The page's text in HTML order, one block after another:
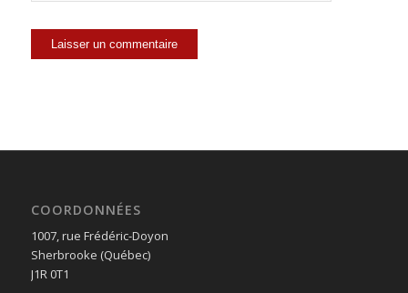
COORDONNÉES
1007, rue Frédéric-Doyon
Sherbrooke (Québec)
J1R 0T1